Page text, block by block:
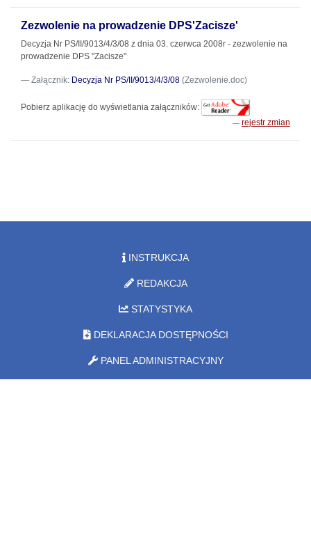
Zezwolenie na prowadzenie DPS'Zacisze'
Decyzja Nr PS/II/9013/4/3/08 z dnia 03. czerwca 2008r - zezwolenie na
prowadzenie DPS "Zacisze"
Załącznik: Decyzja Nr PS/II/9013/4/3/08 (Zezwolenie.doc)
Pobierz aplikację do wyświetlania załączników:
rejestr zmian
INSTRUKCJA
REDAKCJA
STATYSTYKA
DEKLARACJA DOSTĘPNOŚCI
PANEL ADMINISTRACYJNY